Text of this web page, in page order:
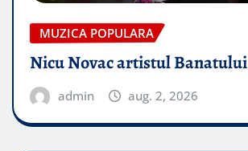
MUZICA POPULARA
Nicu Novac artistul Banatului
admin aug. 2, 2026